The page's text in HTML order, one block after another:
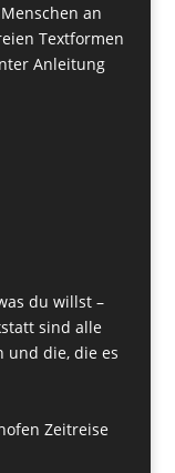
an
Textformen
Anleitung
du willst –
sind alle
und die, die es
Zeitreise